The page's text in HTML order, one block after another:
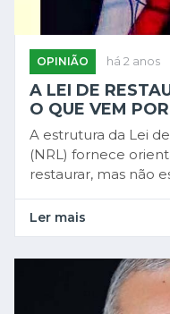
OPINIÃO há 2 anos
A LEI DE
O QUE VEM
A estrutura da Lei
(NRL) fornece
restaurar, mas não
Ler mais